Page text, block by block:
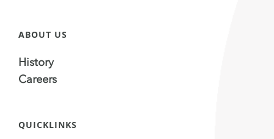
ABOUT US
History
Careers
QUICKLINKS